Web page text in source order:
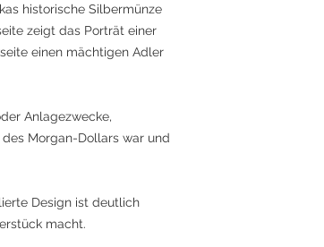
historische Silbermünze
zeigt das Porträt einer
einen mächtigen Adler
Anlagezwecke,
Morgan-Dollars war und
Design ist deutlich
macht.